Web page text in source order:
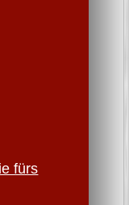
fürs